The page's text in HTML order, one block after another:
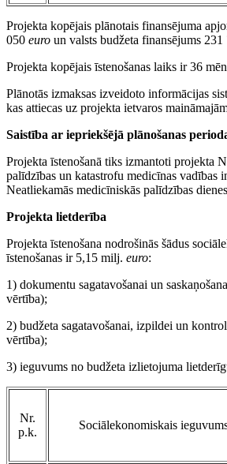
Projekta kopējais plānotais finansējuma
050 euro un valsts budžeta finansējums 231
Projekta kopējais īstenošanas laiks ir 36
Plānotās izmaksas izveidoto informācijas
kas attiecas uz projekta ietvaros
Saistība ar iepriekšējā plānošanas
Projekta īstenošanā tiks izmantoti projekta
palīdzības un katastrofu medicīnas vadības
Neatliekamās medicīniskās palīdzības
Projekta lietderība
Projekta īstenošana nodrošinās šādus
īstenošanas ir 5,15 milj. euro:
1) dokumentu sagatavošanai un
vērtība);
2) budžeta sagatavošanai, izpildei un
vērtība);
3) ieguvums no budžeta izlietojuma
Nr.
p.k.
Sociālekonomiskais